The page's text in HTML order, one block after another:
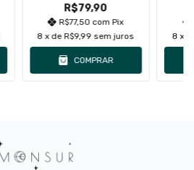
R$79,90
R$77,50 com Pix
8 x deR$9,99 sem juros
COMPRAR
8 x